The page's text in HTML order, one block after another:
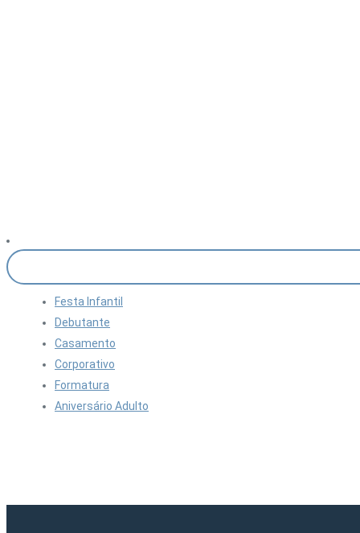
Festa Infantil
Debutante
Casamento
Corporativo
Formatura
Aniversário Adulto